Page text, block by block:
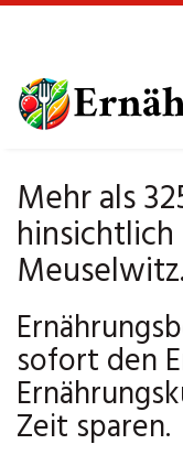
main
content
Mehr als
sofort den
Zeit sparen.